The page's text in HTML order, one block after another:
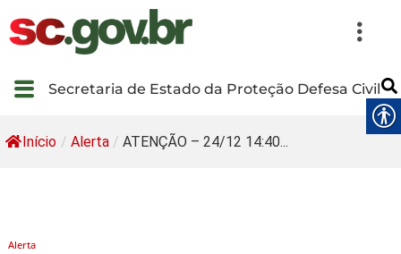
Secretaria de Estado da Proteção Defesa Civil
Início / Alerta / ATENÇÃO – 24/12 14:40...
Alerta